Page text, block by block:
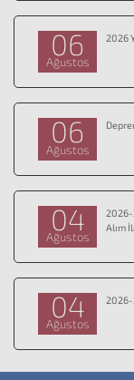
06
Ağustos
2026
06
Ağustos
04
Ağustos
2026-
Alım
04
Ağustos
2026-